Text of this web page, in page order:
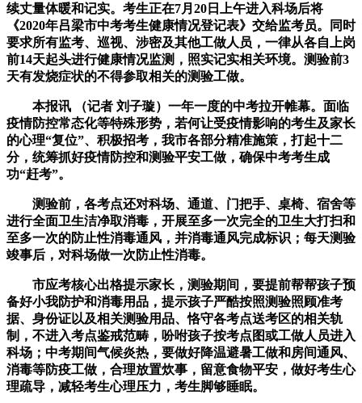
续丈量体暖和记实。考生正在7月20日上午进入科场后将
《2020年吕梁市中考考生健康情况登记表》交给监考员。同时
要求所有监考、巡视、涉密及其他工做人员，一律从各自上岗
前14天起头进行健康情况监测，照实记实相关环境。测验前3
天有发烧症状的不得参取相关的测验工做。
本报讯 （记者 刘子璇）一年一度的中考拉开帷幕。面临
疫情防控常态化等特殊形势，若何让受疫情影响的考生及家长
的心理“复位”、积极招考，我市各部分精准施策，打起十二
分，统筹抓好疫情防控和测验平安工做，确保中考考生成
功“赶考”。
测验前，各考点还对科场、通道、门把手、桌椅、宿舍等
进行全面卫生洁净取消毒，开展至多一次完全的卫生大打扫和
至多一次的防止性消毒通风，并消毒通风完成标识；每天测验
竣事后，对科场做一次防止性消毒。
市应考核心出格提示家长，测验期间，要提前帮帮孩子预
备好小我防护和消毒用品，提示孩子严酷按照测验照顾准考
据、身份证以及相关测验用品、恪守各考点送考区的相关轨
制，不进入考点鉴戒范畴，吩咐孩子按考点图或工做人员进入
科场；中考期间气候炎热，要做好降温避暑工做和房间通风、
消毒等防疫工做，合理放置炊事，留意食物平安，做好考生心
理疏导，减轻考生心理压力，考生脚够睡眠。